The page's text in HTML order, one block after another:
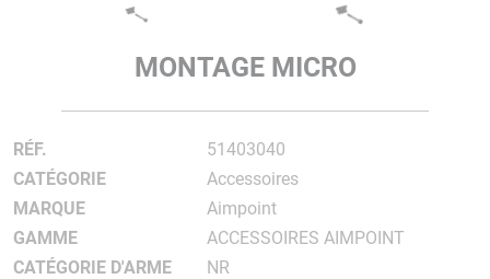
MONTAGE MICRO
RÉF.
51403040
CATÉGORIE
Accessoires
MARQUE
Aimpoint
GAMME
ACCESSOIRES AIMPOINT
CATÉGORIE D'ARME
NR